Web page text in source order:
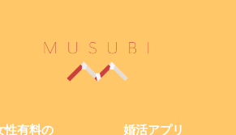
性有料の
婚活アプリ